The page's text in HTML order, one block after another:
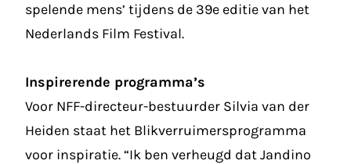
spelende mens’ tijdens de 39e editie van het
Nederlands Film Festival.
Inspirerende programma’s
Voor NFF-directeur-bestuurder Silvia van der
Heiden staat het Blikverruimersprogramma
voor inspiratie. “Ik ben verheugd dat Jandino